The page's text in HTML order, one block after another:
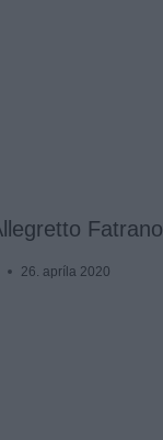
Fatrano
26. apríla 2020